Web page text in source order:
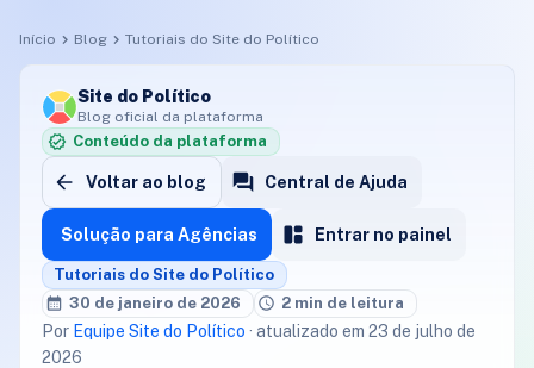
Início Blog Tutoriais do Site do Político
Site do Político
Blog oficial da plataforma
Conteúdo da plataforma
Voltar ao blog Central de Ajuda
Solução para Agências Entrar no painel
Tutoriais do Site do Político
30 de janeiro de 2026
2 min de leitura
Por Equipe Site do Político · atualizado em 23 de julho de
2026